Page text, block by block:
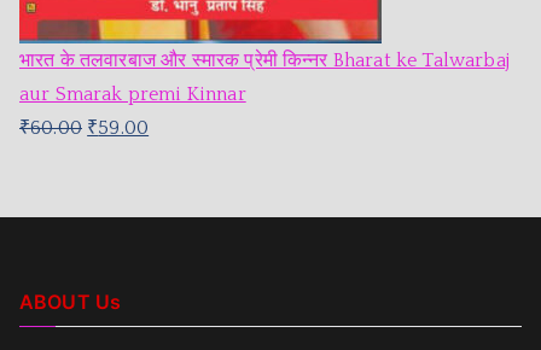
भारत के तलवारबाज और स्मारक प्रेमी किन्नर Bharat ke Talwarbaj
aur Smarak premi Kinnar
₹60.00 ₹59.00
ABOUT Us